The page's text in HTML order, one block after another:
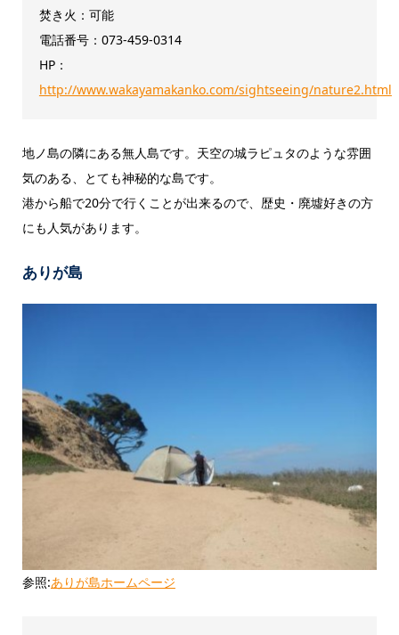
焚き火：可能
電話番号：073-459-0314
HP：
http://www.wakayamakanko.com/sightseeing/nature2.html
地ノ島の隣にある無人島です。天空の城ラピュタのような雰囲
気のある、とても神秘的な島です。
港から船で20分で行くことが出来るので、歴史・廃墟好きの方
にも人気があります。
ありが島
参照:ありが島ホームページ